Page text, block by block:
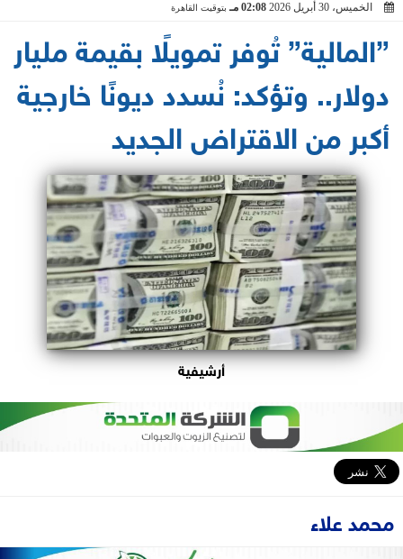
الخميس، 30 أبريل 2026
02:08 مـ بتوقيت القاهرة
”المالية” تُوفر تمويلًا بقيمة مليار
دولار.. وتؤكد: نُسدد ديونًا خارجية
أكبر من الاقتراض الجديد
أرشيفية
محمد علاء